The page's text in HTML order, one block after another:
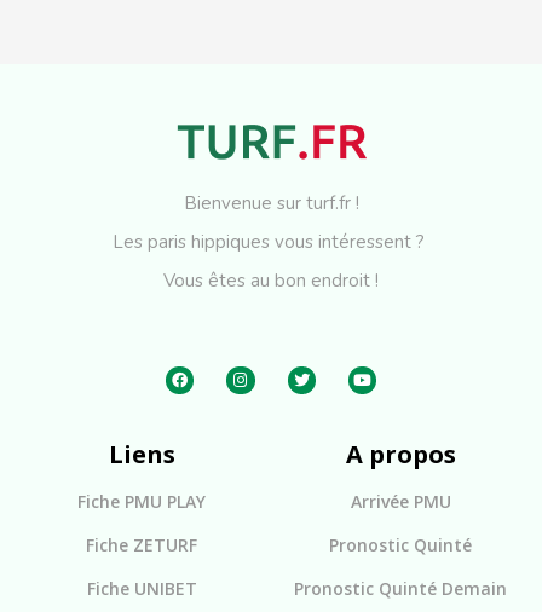
Bienvenue sur turf.fr !
Les paris hippiques vous intéressent ?
Vous êtes au bon endroit !
Liens
Fiche PMU PLAY
Fiche ZETURF
Fiche UNIBET
A propos
Arrivée PMU
Pronostic Quinté
Pronostic Quinté Demain